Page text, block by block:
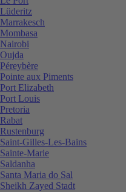
Lüderitz
Marrakesch
Mombasa
Nairobi
Oujda
Péreybère
Pointe aux Piments
Port Elizabeth
Port Louis
Pretoria
Rabat
Rustenburg
Saint-Gilles-Les-Bains
Sainte-Marie
Saldanha
Santa Maria do Sal
Sheikh Zayed Stadt